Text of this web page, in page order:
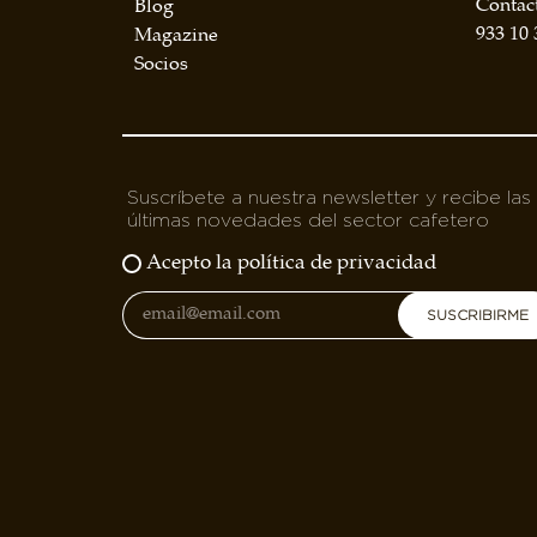
BOLSA DE TRABAJO
¡te imaginas vivir de tu pasión por el café?
Blog
Magazine
Socios
933 10
Suscríbete a nuestra newsletter y recibe las
últimas novedades del sector cafetero
Acepto la política de privacidad
SUSCRIBIRME